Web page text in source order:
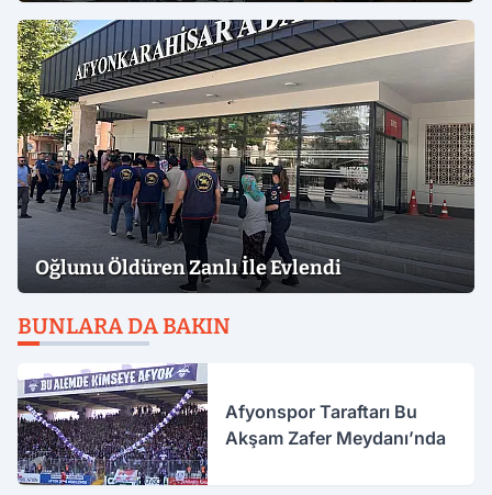
Oğlunu Öldüren Zanlı İle Evlendi
BUNLARA DA BAKIN
Afyonspor Taraftarı Bu
Akşam Zafer Meydanı’nda